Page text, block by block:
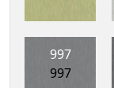
997
997